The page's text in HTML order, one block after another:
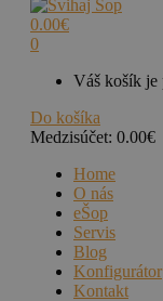
0.00€
0
Váš košík je
Do košíka
Medzisúčet: 0.00€
Home
O nás
eŠop
Servis
Blog
Konfigurátor
Kontakt